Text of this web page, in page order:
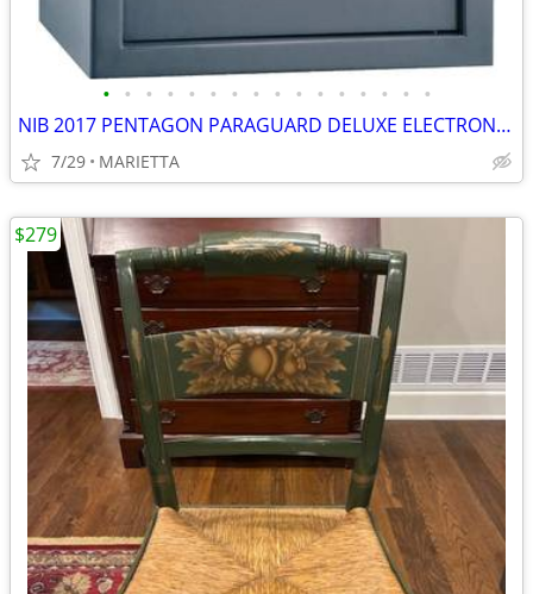
• • • • • • • • • • • • • • • •
NIB 2017 PENTAGON PARAGUARD DELUXE ELECTRONIC DIGITAL LOCK SAFE, #7803
7/29 MARIETTA
$279